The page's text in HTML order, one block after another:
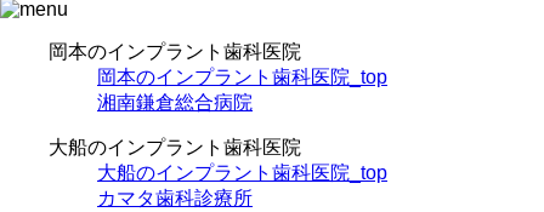
岡本のインプラント歯科医院
岡本のインプラント歯科医院_top
湘南鎌倉総合病院
大船のインプラント歯科医院
大船のインプラント歯科医院_top
カマタ歯科診療所